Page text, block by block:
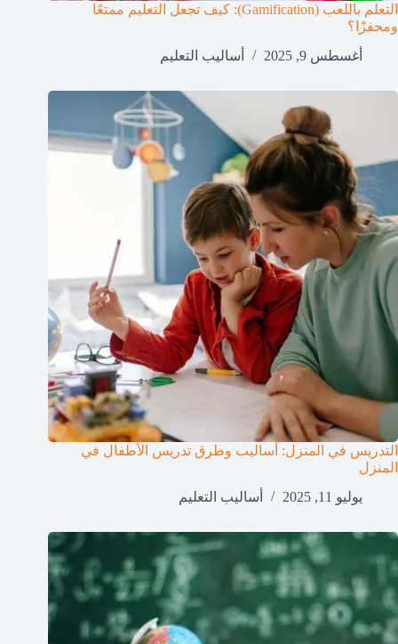
التعلم باللعب (Gamification): كيف تجعل التعليم ممتعًا
ومحفزًا؟
أغسطس 9, 2025
أساليب التعليم
التدريس في المنزل: أساليب وطرق تدريس الأطفال في
المنزل
يوليو 11, 2025
أساليب التعليم